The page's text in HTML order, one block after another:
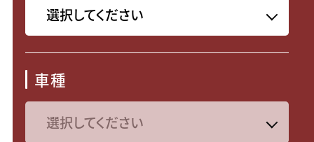
車種